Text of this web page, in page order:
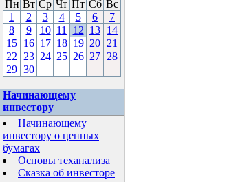
Пн Вт Ср Чт Пт Сб Вс
1
2 3 4 5 6
7
8
9 10 11 12 13 14
15 16 17 18 19 20 21
22
23 24 25 26 27 28
29 30
Начинающему
инвестору
Начинающему
инвестору о ценных
бумагах
Основы теханализа
Сказка об инвесторе